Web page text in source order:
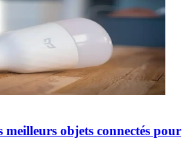
meilleurs objets connectés pour